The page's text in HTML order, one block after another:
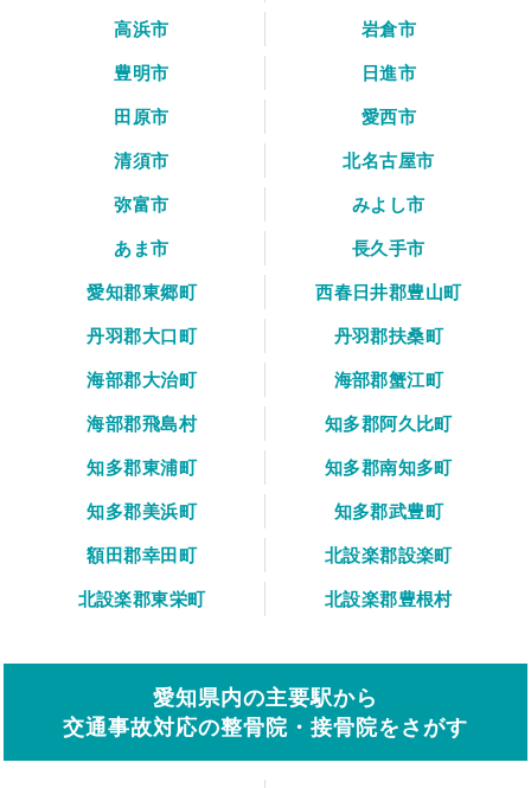
高浜市
岩倉市
豊明市
日進市
田原市
愛西市
清須市
北名古屋市
弥富市
みよし市
あま市
長久手市
愛知郡東郷町
西春日井郡豊山町
丹羽郡大口町
丹羽郡扶桑町
海部郡大治町
海部郡蟹江町
海部郡飛島村
知多郡阿久比町
知多郡東浦町
知多郡南知多町
知多郡美浜町
知多郡武豊町
額田郡幸田町
北設楽郡設楽町
北設楽郡東栄町
北設楽郡豊根村
愛知県内の主要駅から
交通事故対応の整骨院・接骨院をさがす